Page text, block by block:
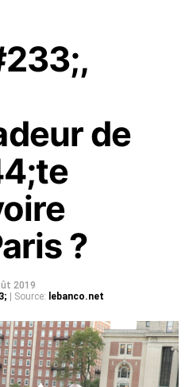
de
?
2019
| Source: lebanco.net